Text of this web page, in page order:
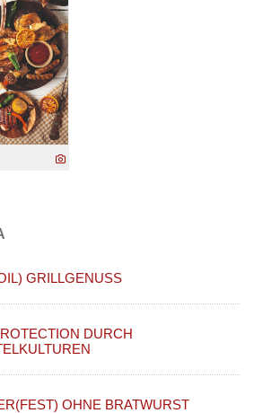
GRILLGENUSS
DURCH
OHNE BRATWURST